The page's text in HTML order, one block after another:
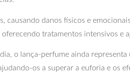
causando danos físicos e
tratamentos intensivos
o lança-perfume ainda representa
os a superar a euforia e os